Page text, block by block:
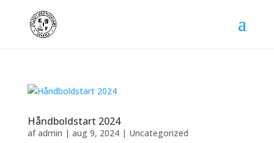
Håndboldstart 2024
afadmin | aug 9, 2024| Uncategorized